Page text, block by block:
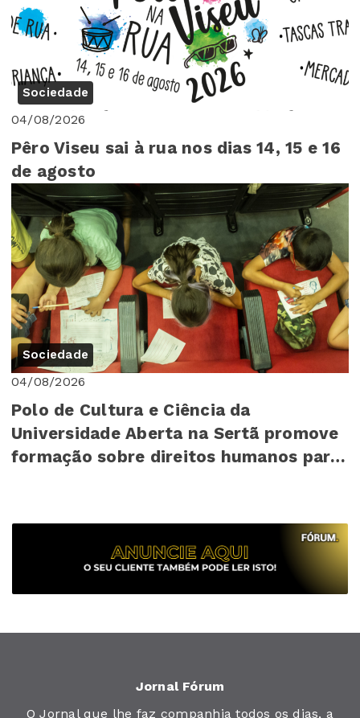
Sociedade
04/08/2026
Pêro Viseu sai à rua nos dias 14, 15 e 16
de agosto
Sociedade
04/08/2026
Polo de Cultura e Ciência da
Universidade Aberta na Sertã promove
formação sobre direitos humanos para
Jornal Fórum
O Jornal que lhe faz companhia todos os dias, a